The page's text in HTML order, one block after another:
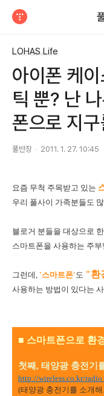
LOHAS Life
아이폰 케
틱 뿐? 난
폰으로 지
풀반장 2011. 1. 27. 10:45
요즘 무척 주목받고 있는
우리 풀사이 가족분들도
블로거 분들을 대상으로
스마트폰을 사용하는 주
그런데, '스마트폰'도 "환
사용하는 방법이 있다는
■ 스마트폰으로 환
첫째, 태양광 충전기
http://wireless.co.kr/
(태양광 충전기를 소개